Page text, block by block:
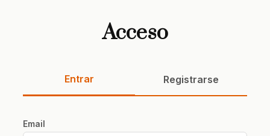
Acceso
Entrar Registrarse
Email